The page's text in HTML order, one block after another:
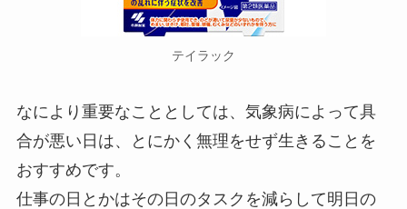
テイラック
なにより重要なこととしては、気象病によって具
合が悪い日は、とにかく無理をせず生きることを
おすすめです。
仕事の日とかはその日のタスクを減らして明日の